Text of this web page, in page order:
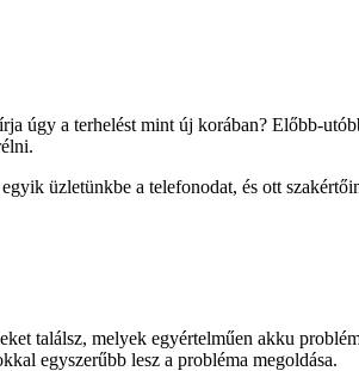
úgy a terhelést mint új korában? Előbb-
üzletünkbe a telefonodat, és ott
találsz, melyek egyértelműen akku
egyszerűbb lesz a probléma megoldása.